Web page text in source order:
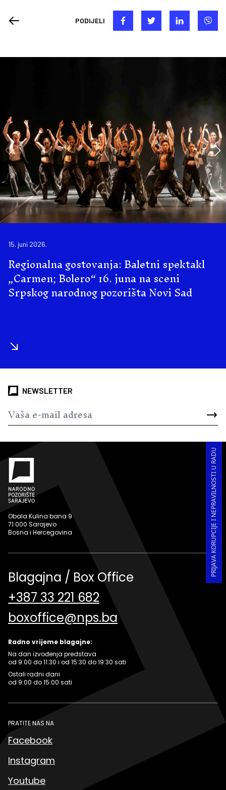
PODIJELI
15. juni 2026.
Regionalna gostovanja: Baletni spektakl
„Carmen; Bolero“ 16. juna na sceni
Srpskog narodnog pozorišta Novi Sad
NEWSLETTER
PRIJAVA KORUPCIJE I NEPRAVILNOSTI U RADU
Obala Kulina bana 9
71 000 Sarajevo
Bosna i Hercegovina
Blagajna / Box Office
+387 33 221 682
boxoffice@nps.ba
Radno vrijeme blagajne:
Na dan izvođenja predstava
od 9:00 do 11:30 i od 15:30 do 19:30 sati
Ostali radni dani
od 9:00 do 15:00 sati
PRATITE NAS NA
Facebook
Instagram
Youtube